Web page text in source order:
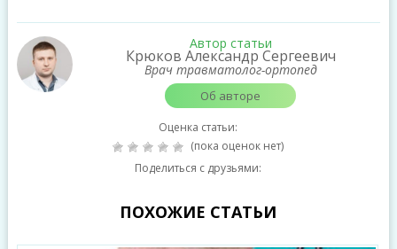
Автор статьи
Крюков Александр Сергеевич
Врач травматолог-ортопед
Об авторе
Оценка статьи:
(пока оценок нет)
Поделиться с друзьями:
ПОХОЖИЕ СТАТЬИ